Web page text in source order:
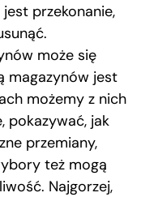
przekonanie,
może się
magazynów jest
możemy z nich
pokazywać, jak
przemiany,
też mogą
Najgorzej,